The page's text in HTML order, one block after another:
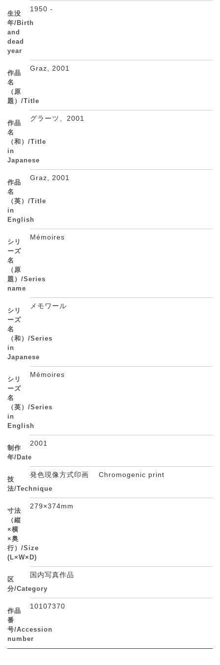
生没
年/Birth
and
dead
year
1950 -
作品
名
（原
題）/Title
Graz, 2001
作品
名
（和）/Title
in
Japanese
グラーツ、2001
作品
名
（英）/Title
in
English
Graz, 2001
シリ
ーズ
名
（原
題）/Series
name
Mémoires
シリ
ーズ
名
（和）/Series
in
Japanese
メモワール
シリ
ーズ
名
（英）/Series
in
English
Mémoires
制作
年/Date
2001
技
法/Technique
発色現像方式印画 Chromogenic print
寸法
（縦
×横
×奥
行）/Size
(L×W×D)
279×374mm
区
分/Category
国内写真作品
作品
番
号/Accession
number
10107370